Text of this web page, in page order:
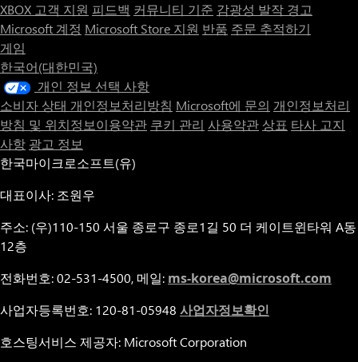
XBOX 고객 지원 피드백 커뮤니티 기준 감광성 발작 경고
Microsoft 계정 Microsoft Store 지원 반품 주문 추적하기
게임
한국어(대한민국)
개인 정보 선택 사항
소비자 상태 개인정보처리방침 Microsoft에 문의 개인정보처리
방침 및 위치정보이용약관 쿠키 관리 사용약관 상표 타사 고지
사항 광고 정보
한국마이크로소프트(유)
대표이사: 조원우
주소: (우)110-150 서울 종로구 종로1길 50 더 케이트윈타워 A동
12층
전화번호: 02-531-4500, 메일: ms-korea@microsoft.com
사업자등록번호: 120-81-05948 사업자정보확인
호스팅서비스 제공자: Microsoft Corporation